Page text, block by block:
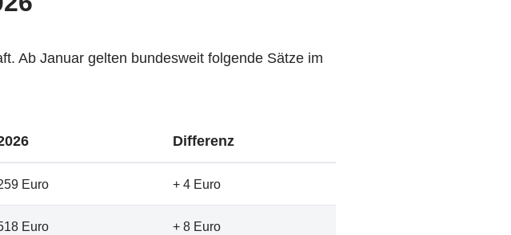
Ab Januar gelten bundesweit folgende Sätze im
Differenz
Euro + 4 Euro
Euro + 8 Euro